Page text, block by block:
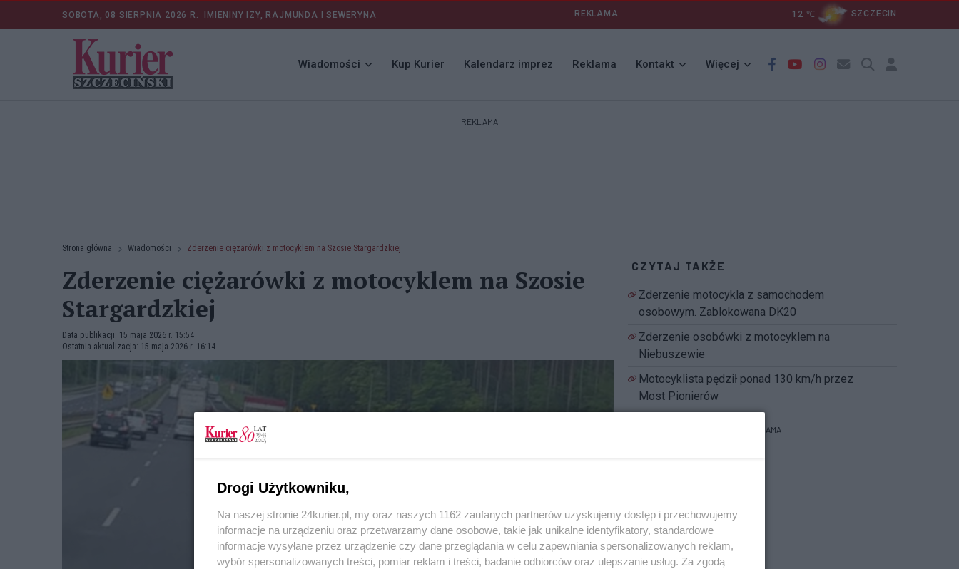
SOBOTA, 08 SIERPNIA 2026 R. IMIENINY IZY, RAJMUNDA I SEWERYNA REKLAMA 12 ℃ SZCZECIN
Wiadomości Kup Kurier Kalendarz imprez Reklama Kontakt Więcej
REKLAMA
Strona główna Wiadomości Zderzenie ciężarówki z motocyklem na Szosie Stargardzkiej
Zderzenie ciężarówki z motocyklem na Szosie
Stargardzkiej
Data publikacji: 15 maja 2026 r. 15:54
Ostatnia aktualizacja: 15 maja 2026 r. 16:14
CZYTAJ TAKŻE
Zderzenie motocykla z samochodem
osobowym. Zablokowana DK20
Zderzenie osobówki z motocyklem na
Niebuszewie
Motocyklista pędził ponad 130 km/h przez
Most Pionierów
REKLAMA
POGODA
Drogi Użytkowniku,
Na naszej stronie 24kurier.pl, my oraz naszych 1162 zaufanych partnerów uzyskujemy dostęp i przechowujemy
informacje na urządzeniu oraz przetwarzamy dane osobowe, takie jak unikalne identyfikatory, standardowe
informacje wysyłane przez urządzenie czy dane przeglądania w celu zapewniania spersonalizowanych reklam,
wybór spersonalizowanych treści, pomiar reklam i treści, badanie odbiorców oraz ulepszanie usług. Za zgodą